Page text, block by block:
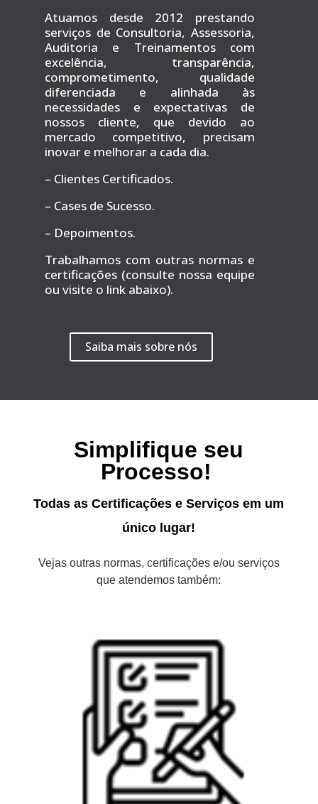
Atuamos desde 2012 prestando
serviços de Consultoria, Assessoria,
Auditoria e Treinamentos com
excelência, transparência,
comprometimento, qualidade
diferenciada e alinhada às
necessidades e expectativas de
nossos cliente, que devido ao
mercado competitivo, precisam
inovar e melhorar a cada dia.
– Clientes Certificados.
– Cases de Sucesso.
– Depoimentos.
Trabalhamos com outras normas e
certificações (consulte nossa equipe
ou visite o link abaixo).
Saiba mais sobre nós
Simplifique seu
Processo!
Todas as Certificações e Serviços em um
único lugar!
Vejas outras normas, certificações e/ou serviços
que atendemos também: